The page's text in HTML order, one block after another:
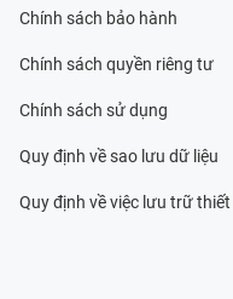
Chính sách bảo hành
Chính sách quyền riêng tư
Chính sách sử dụng
Quy định về sao lưu dữ liệu
Quy định về việc lưu trữ thiết